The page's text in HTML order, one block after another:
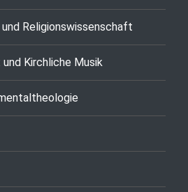
Religionswissenschaft
Kirchliche Musik